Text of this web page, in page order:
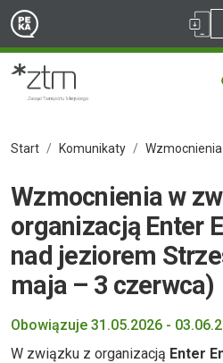
Start Komunikaty Wzmocnienia w związku z organizacją Enter Enea Festiwal
Wzmocnienia w
organizacją Enter
nad jeziorem
maja – 3 czerwca)
Obowiązuje 31.05.2026 -
W związku z organizacją Enter